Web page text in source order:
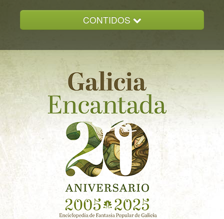
CONTIDOS
GALICIA ENCANTADA
DOCUMENTACION
NOVAS
CONTACTO